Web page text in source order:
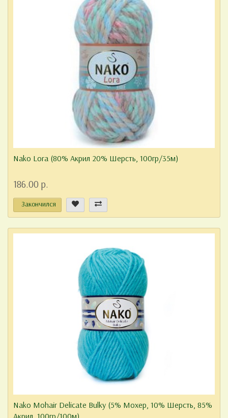
Nako Lora (80% Акрил 20% Шерсть, 100гр/35м)
186.00 р.
Закончился
Nako Mohair Delicate Bulky (5% Мохер, 10% Шерсть, 85%